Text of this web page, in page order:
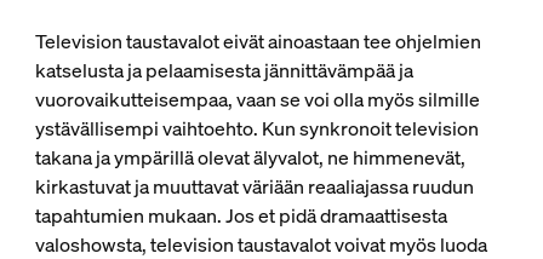
Television taustavalot eivät ainoastaan tee ohjelmien
katselusta ja pelaamisesta jännittävämpää ja
vuorovaikutteisempaa, vaan se voi olla myös silmille
ystävällisempi vaihtoehto. Kun synkronoit television
takana ja ympärillä olevat älyvalot, ne himmenevät,
kirkastuvat ja muuttavat väriään reaaliajassa ruudun
tapahtumien mukaan. Jos et pidä dramaattisesta
valoshowsta, television taustavalot voivat myös luoda